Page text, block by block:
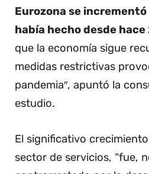
Eurozona se
había hecho desde hace
que la economía sigue
medidas restrictivas
pandemia″, apuntó la
estudio.
El significativo
sector de servicios, “fue,